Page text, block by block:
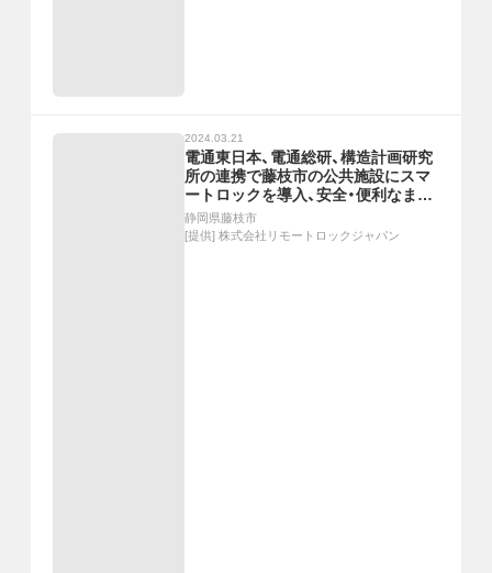
2024.03.21
電通東日本、電通総研、構造計画研究
所の連携で藤枝市の公共施設にスマ
ートロックを導入、安全・便利なまち
づくりへ
静岡県藤枝市
[提供] 株式会社リモートロックジャパン